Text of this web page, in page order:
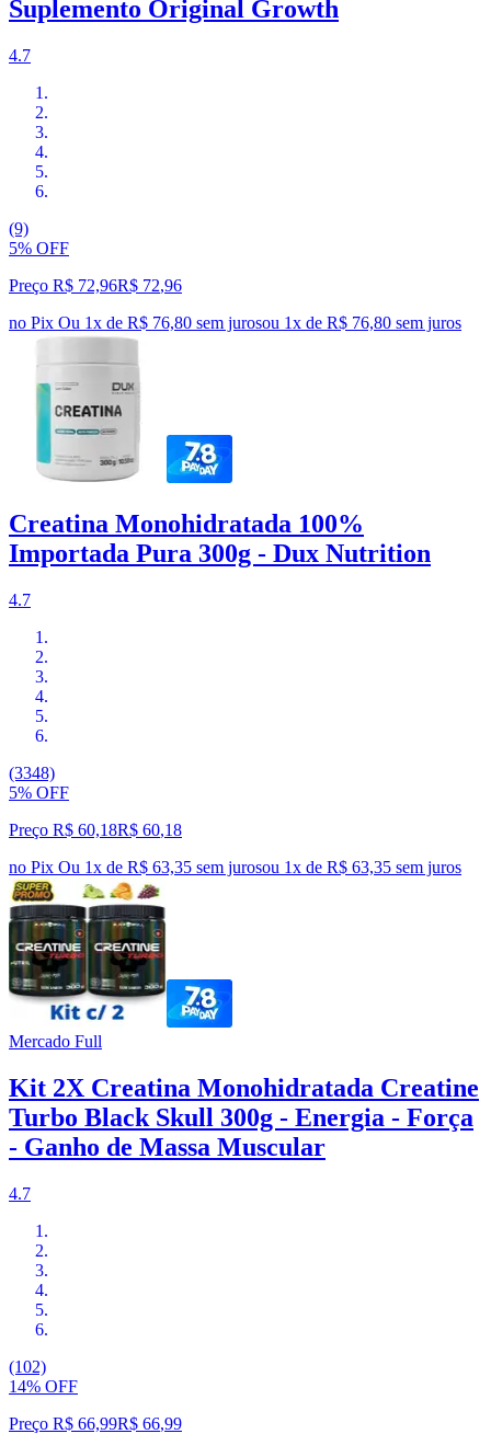
Suplemento Original Growth
4.7
(9)
5% OFF
Preço R$ 72,96R$ 72,96
no Pix Ou 1x de R$ 76,80 sem jurosou 1x de R$ 76,80 sem juros
Creatina Monohidratada 100%
Importada Pura 300g - Dux Nutrition
4.7
(3348)
5% OFF
Preço R$ 60,18R$ 60,18
no Pix Ou 1x de R$ 63,35 sem jurosou 1x de R$ 63,35 sem juros
Mercado Full
Kit 2X Creatina Monohidratada Creatine
Turbo Black Skull 300g - Energia - Força
- Ganho de Massa Muscular
4.7
(102)
14% OFF
Preço R$ 66,99R$ 66,99